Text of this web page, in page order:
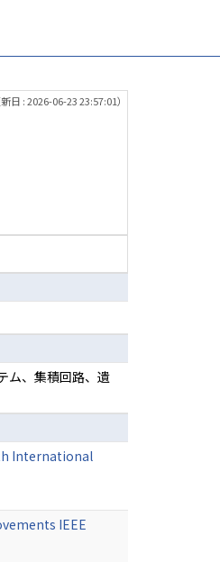
新日 : 2026-06-23 23:57:01）
ム、集積回路、遺
International
IEEE